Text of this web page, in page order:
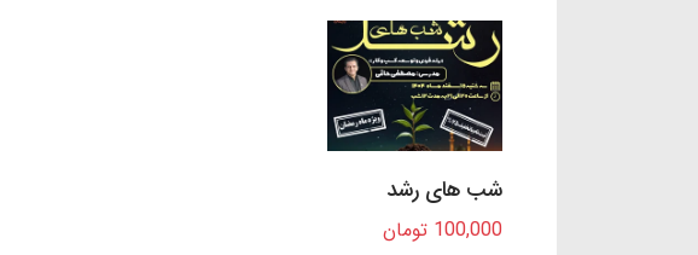
شب های رشد
100,000 تومان